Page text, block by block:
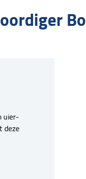
uier-
deze